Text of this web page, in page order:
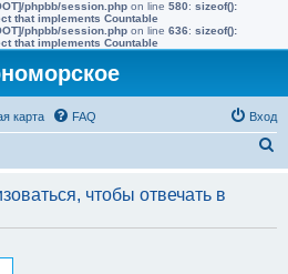
phpbb/session.php on line 580: sizeof():
that implements Countable
phpbb/session.php on line 636: sizeof():
that implements Countable
карта FAQ Вход
с
чтобы отвечать в